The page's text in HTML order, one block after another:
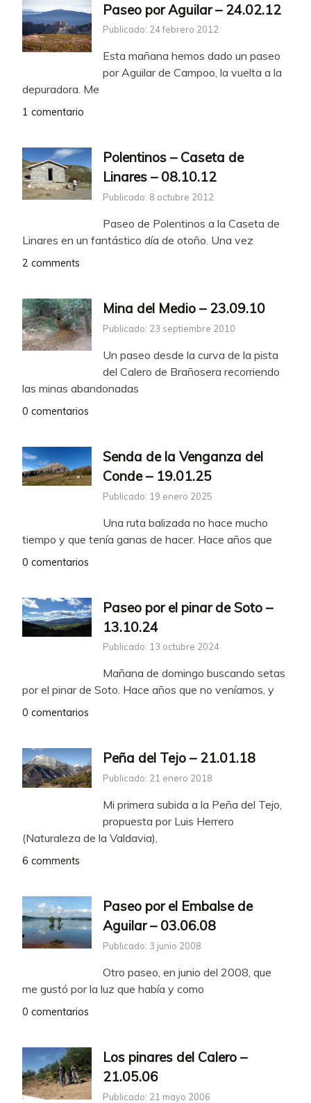
Paseo por Aguilar – 24.02.12
Publicado: 24 febrero 2012
Esta mañana hemos dado un paseo
por Aguilar de Campoo, la vuelta a la
depuradora. Me
1 comentario
Polentinos – Caseta de
Linares – 08.10.12
Publicado: 8 octubre 2012
Paseo de Polentinos a la Caseta de
Linares en un fantástico día de otoño. Una vez
2 comments
Mina del Medio – 23.09.10
Publicado: 23 septiembre 2010
Un paseo desde la curva de la pista
del Calero de Brañosera recorriendo
las minas abandonadas
0 comentarios
Senda de la Venganza del
Conde – 19.01.25
Publicado: 19 enero 2025
Una ruta balizada no hace mucho
tiempo y que tenía ganas de hacer. Hace años que
0 comentarios
Paseo por el pinar de Soto –
13.10.24
Publicado: 13 octubre 2024
Mañana de domingo buscando setas
por el pinar de Soto. Hace años que no veníamos, y
0 comentarios
Peña del Tejo – 21.01.18
Publicado: 21 enero 2018
Mi primera subida a la Peña del Tejo,
propuesta por Luis Herrero
(Naturaleza de la Valdavia),
6 comments
Paseo por el Embalse de
Aguilar – 03.06.08
Publicado: 3 junio 2008
Otro paseo, en junio del 2008, que
me gustó por la luz que había y como
0 comentarios
Los pinares del Calero –
21.05.06
Publicado: 21 mayo 2006